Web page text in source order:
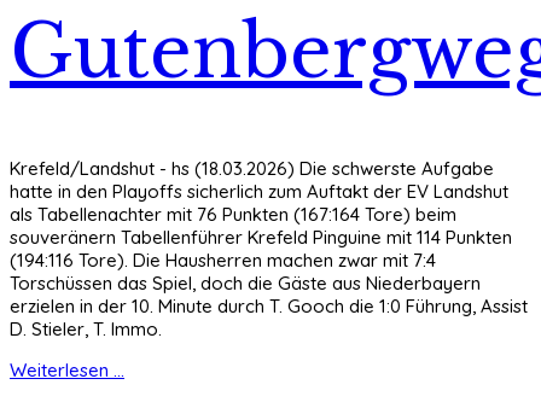
Krefeld/Landshut - hs (18.03.2026) Die schwerste Aufgabe
hatte in den Playoffs sicherlich zum Auftakt der EV Landshut
als Tabellenachter mit 76 Punkten (167:164 Tore) beim
souveränern Tabellenführer Krefeld Pinguine mit 114 Punkten
(194:116 Tore). Die Hausherren machen zwar mit 7:4
Torschüssen das Spiel, doch die Gäste aus Niederbayern
erzielen in der 10. Minute durch T. Gooch die 1:0 Führung, Assist
D. Stieler, T. Immo.
Weiterlesen ...